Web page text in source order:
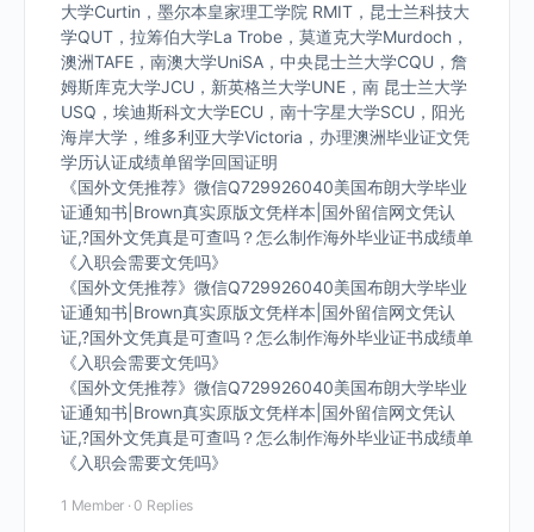
大学Curtin，墨尔本皇家理工学院 RMIT，昆士兰科技大
学QUT，拉筹伯大学La Trobe，莫道克大学Murdoch，
澳洲TAFE，南澳大学UniSA，中央昆士兰大学CQU，詹
姆斯库克大学JCU，新英格兰大学UNE，南 昆士兰大学
USQ，埃迪斯科文大学ECU，南十字星大学SCU，阳光
海岸大学，维多利亚大学Victoria，办理澳洲毕业证文凭
学历认证成绩单留学回国证明
《国外文凭推荐》微信Q729926040美国布朗大学毕业
证通知书|Brown真实原版文凭样本|国外留信网文凭认
证,?国外文凭真是可查吗？怎么制作海外毕业证书成绩单
《入职会需要文凭吗》
《国外文凭推荐》微信Q729926040美国布朗大学毕业
证通知书|Brown真实原版文凭样本|国外留信网文凭认
证,?国外文凭真是可查吗？怎么制作海外毕业证书成绩单
《入职会需要文凭吗》
《国外文凭推荐》微信Q729926040美国布朗大学毕业
证通知书|Brown真实原版文凭样本|国外留信网文凭认
证,?国外文凭真是可查吗？怎么制作海外毕业证书成绩单
《入职会需要文凭吗》
1 Member · 0 Replies